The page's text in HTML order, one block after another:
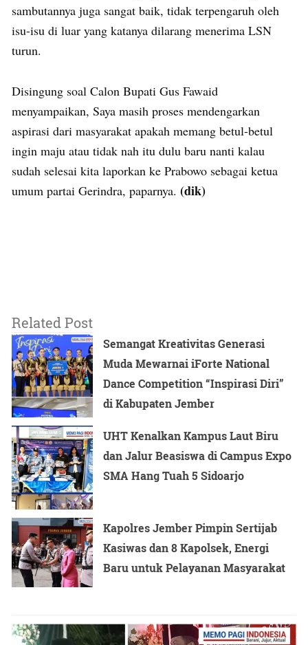
sambutannya juga sangat baik, tidak terpengaruh oleh
isu-isu di luar yang katanya dilarang menerima LSN
turun.
Disingung soal Calon Bupati Gus Fawaid
menyampaikan, Saya masih proses mendengarkan
aspirasi dari masyarakat apakah memang betul-betul
ingin maju atau tidak nah itu dulu baru nanti kalau
sudah selesai kita laporkan ke Prabowo sebagai ketua
umum partai Gerindra, paparnya. (dik)
Related Post
Semangat Kreativitas Generasi
Muda Mewarnai iForte National
Dance Competition “Inspirasi Diri”
di Kabupaten Jember
UHT Kenalkan Kampus Laut Biru
dan Jalur Beasiswa di Campus Expo
SMA Hang Tuah 5 Sidoarjo
Kapolres Jember Pimpin Sertijab
Kasiwas dan 8 Kapolsek, Energi
Baru untuk Pelayanan Masyarakat